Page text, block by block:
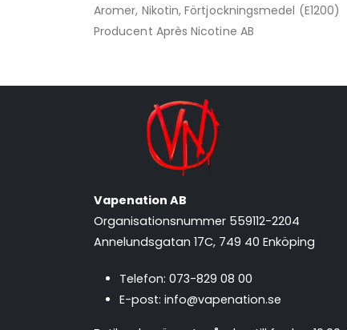
Aromer, Nikotin, Förtjockningsmedel (E1200)
Producent Après Nicotine AB
Vapenation AB
Organisationsnummer 559112-2204
Annelundsgatan 17C, 749 40 Enköping
Telefon: 073-829 08 00
E-post: info@vapenation.se